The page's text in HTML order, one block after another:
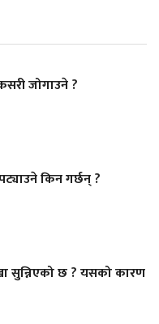
जोगाउने ?
किन गर्छन् ?
सुन्निएको छ ? यसको कारण